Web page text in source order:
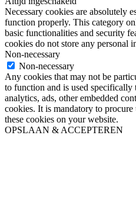
Necessary cookies are absolutely
function properly. This category
basic functionalities and security
cookies do not store any personal
Non-necessary
Non-necessary
Any cookies that may not be
to function and is used specifically
analytics, ads, other embedded
cookies. It is mandatory to
these cookies on your website.
OPSLAAN & ACCEPTEREN